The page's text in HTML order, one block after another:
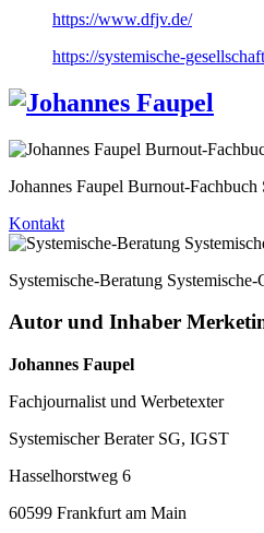
https://www.dfjv.de/
https://systemische-
Johannes Faupel Burnout-Fachbuch
Kontakt
Systemische-Beratung
Autor und Inhaber
Johannes Faupel
Fachjournalist und Werbetexter
Systemischer Berater SG, IGST
Hasselhorstweg 6
60599 Frankfurt am Main